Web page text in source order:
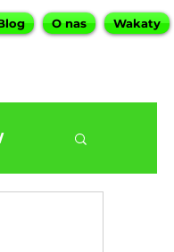
O nas Wakaty